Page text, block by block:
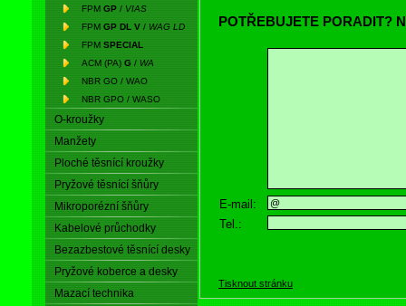
FPM GP / VIAS
FPM GP DL V / WAG LD
FPM SPECIAL
ACM (PA) G / WA
NBR GO / WAO
NBR GPO / WASO
O-kroužky
Manžety
Ploché těsnící kroužky
Pryžové těsnící šňůry
Mikroporézní šňůry
Kabelové průchodky
Bezazbestové těsnící desky
Pryžové koberce a desky
Mazací technika
POTŘEBUJETE PORADIT?
E-mail:
Tel.:
Tisknout stránku